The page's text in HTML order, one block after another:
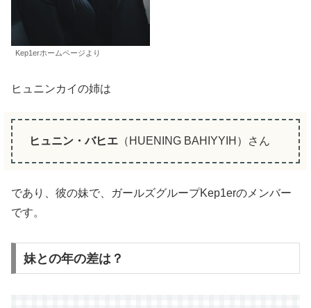
Kep1erホームページより
ヒュニンカイの姉は
ヒュニン・バヒエ （HUENING BAHIYYIH）さん
であり、彼の妹で、ガールズグループKep1erのメンバー
です。
妹との年の差は？